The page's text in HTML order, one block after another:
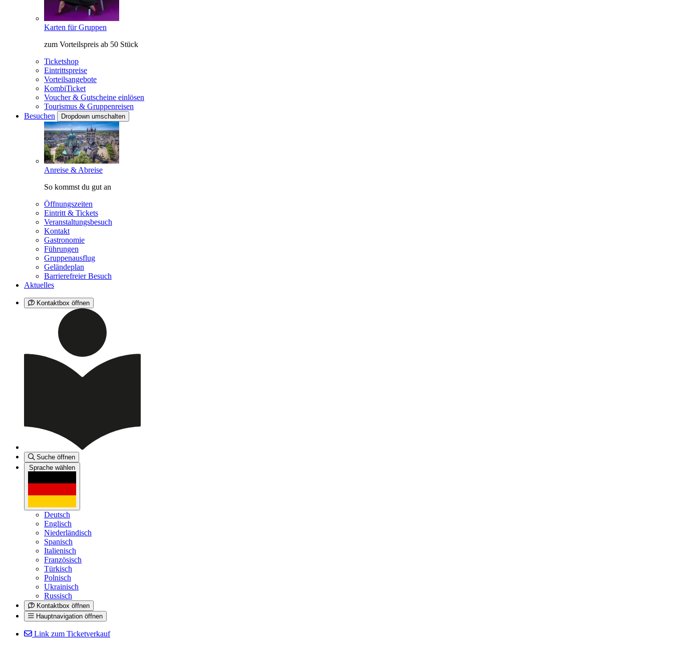
Karten für Gruppen
zum Vorteilspreis ab 50 Stück
Ticketshop
Eintrittspreise
Vorteilsangebote
KombiTicket
Voucher & Gutscheine einlösen
Tourismus & Gruppenreisen
Besuchen
Dropdown umschalten
Anreise & Abreise
So kommst du gut an
Öffnungszeiten
Eintritt & Tickets
Veranstaltungsbesuch
Kontakt
Gastronomie
Führungen
Gruppenausflug
Geländeplan
Barrierefreier Besuch
Aktuelles
Kontaktbox öffnen
Suche öffnen
Sprache wählen
Deutsch
Englisch
Niederländisch
Spanisch
Italienisch
Französisch
Türkisch
Polnisch
Ukrainisch
Russisch
Kontaktbox öffnen
Hauptnavigation öffnen
Link zum Ticketverkauf